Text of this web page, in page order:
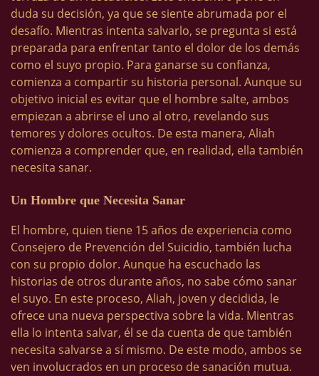
duda su decisión, ya que se siente abrumada por el
desafío. Mientras intenta salvarlo, se pregunta si está
preparada para enfrentar tanto el dolor de los demás
como el suyo propio. Para ganarse su confianza,
comienza a compartir su historia personal. Aunque su
objetivo inicial es evitar que el hombre salte, ambos
empiezan a abrirse el uno al otro, revelando sus
temores y dolores ocultos. De esta manera, Aliah
comienza a comprender que, en realidad, ella también
necesita sanar.
Un Hombre que Necesita Sanar
El hombre, quien tiene 15 años de experiencia como
Consejero de Prevención del Suicidio, también lucha
con su propio dolor. Aunque ha escuchado las
historias de otros durante años, no sabe cómo sanar
el suyo. En este proceso, Aliah, joven y decidida, le
ofrece una nueva perspectiva sobre la vida. Mientras
ella lo intenta salvar, él se da cuenta de que también
necesita salvarse a sí mismo. De este modo, ambos se
ven involucrados en un proceso de sanación mutua.